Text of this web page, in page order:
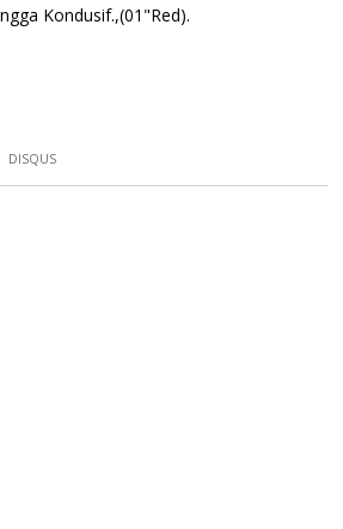
Kondusif.,(01"Red).
DISQUS